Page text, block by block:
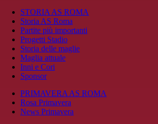
STORIA AS ROMA
Storia AS Roma
Partite più importanti
Progetti Stadio
Storia delle maglie
Maglia attuale
Inni e Cori
Sponsor
PRIMAVERA AS ROMA
Rosa Primavera
News Primavera